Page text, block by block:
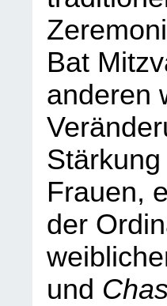
Bat
anderen
Frauen,
der
und